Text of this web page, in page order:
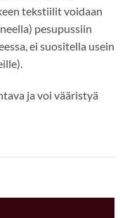
tekstiilit voidaan
pesupussiin
ei suositella usein
ja voi vääristyä